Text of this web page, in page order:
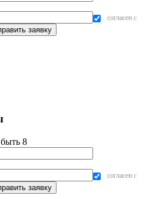
согласен с
8
согласен с